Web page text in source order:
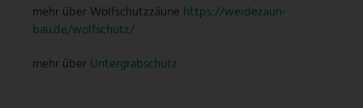
mehr über Wolfschutzzäune https://weidezaun-
bau.de/wolfschutz/
mehr über Untergrabschutz